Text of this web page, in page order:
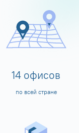
14 офисов
по всей стране